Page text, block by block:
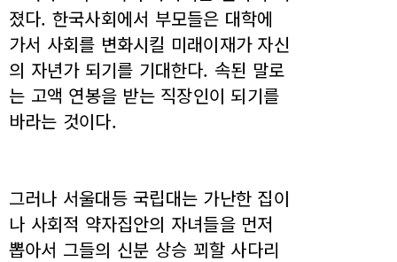
졌다. 한국사회에서 부모들은 대학에
가서 사회를 변화시킬 미래이재가 자신
의 자년가 되기를 기대한다. 속된 말로
는 고액 연봉을 받는 직장인이 되기를
바라는 것이다.
그러나 서울대등 국립대는 가난한 집이
나 사회적 약자집안의 자녀들을 먼저
뽑아서 그들의 신분 상승 꾀할 사다리